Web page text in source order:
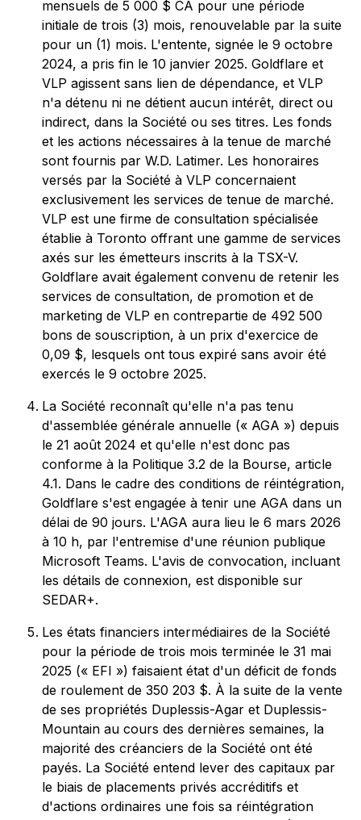
mensuels de 5 000 $ CA pour une période
initiale de trois (3) mois, renouvelable par la suite
pour un (1) mois. L'entente, signée le 9 octobre
2024, a pris fin le 10 janvier 2025. Goldflare et
VLP agissent sans lien de dépendance, et VLP
n'a détenu ni ne détient aucun intérêt, direct ou
indirect, dans la Société ou ses titres. Les fonds
et les actions nécessaires à la tenue de marché
sont fournis par W.D. Latimer. Les honoraires
versés par la Société à VLP concernaient
exclusivement les services de tenue de marché.
VLP est une firme de consultation spécialisée
établie à Toronto offrant une gamme de services
axés sur les émetteurs inscrits à la TSX-V.
Goldflare avait également convenu de retenir les
services de consultation, de promotion et de
marketing de VLP en contrepartie de 492 500
bons de souscription, à un prix d'exercice de
0,09 $, lesquels ont tous expiré sans avoir été
exercés le 9 octobre 2025.
La Société reconnaît qu'elle n'a pas tenu
d'assemblée générale annuelle (« AGA ») depuis
le 21 août 2024 et qu'elle n'est donc pas
conforme à la Politique 3.2 de la Bourse, article
4.1. Dans le cadre des conditions de réintégration,
Goldflare s'est engagée à tenir une AGA dans un
délai de 90 jours. L'AGA aura lieu le 6 mars 2026
à 10 h, par l'entremise d'une réunion publique
Microsoft Teams. L'avis de convocation, incluant
les détails de connexion, est disponible sur
SEDAR+.
Les états financiers intermédiaires de la Société
pour la période de trois mois terminée le 31 mai
2025 (« EFI ») faisaient état d'un déficit de fonds
de roulement de 350 203 $. À la suite de la vente
de ses propriétés Duplessis-Agar et Duplessis-
Mountain au cours des dernières semaines, la
majorité des créanciers de la Société ont été
payés. La Société entend lever des capitaux par
le biais de placements privés accréditifs et
d'actions ordinaires une fois sa réintégration